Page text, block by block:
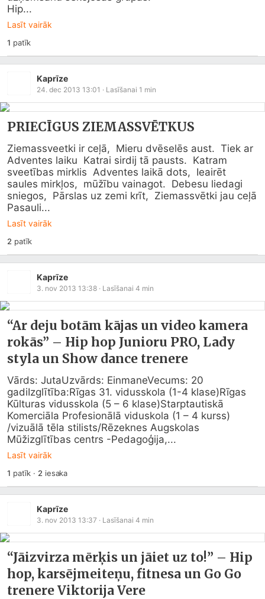
Hip...
Lasīt vairāk
1 patīk
Kaprīze
24. dec 2013 13:01 · Lasīšanai 1 min
PRIECĪGUS ZIEMASSVĒTKUS
Ziemassveetki ir ceļā,  Mieru dvēselēs aust.  Tiek ar
Adventes laiku  Katrai sirdij tā pausts.  Katram
sveetības mirklis  Adventes laikā dots,  Ieairēt
saules mirkļos,  mūžību vainagot.  Debesu liedagi
sniegos,  Pārslas uz zemi krīt,  Ziemassvētki jau ceļā
Pasauli...
Lasīt vairāk
2 patīk
Kaprīze
3. nov 2013 13:38 · Lasīšanai 4 min
“Ar deju botām kājas un video kamera
rokās” – Hip hop Junioru PRO, Lady
styla un Show dance trenere
Vārds: JutaUzvārds: EinmaneVecums: 20
gadiIzglītība:Rīgas 31. vidusskola (1-4 klase)Rīgas
Kūlturas vidusskola (5 – 6 klase)Starptautiskā
Komerciāla Profesionālā viduskola (1 – 4 kurss)
/vizuālā tēla stilists/Rēzeknes Augskolas
Mūžizglītības centrs -Pedagoģija,...
Lasīt vairāk
1 patīk · 2 iesaka
Kaprīze
3. nov 2013 13:37 · Lasīšanai 4 min
“Jāizvirza mērķis un jāiet uz to!” – Hip
hop, karsējmeiteņu, fitnesa un Go Go
trenere Viktorija Vere